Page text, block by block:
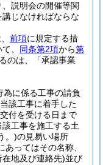
説明会の開催等関
じなければならな
前項に規定する措
、 同条第2項から第
のは、「承認事業
に係る工事の請負
該工事に着手した
付を受ける日まで
工事を施工する土
。)の見易い場所
あってはその名称、
地及び連絡先)並び